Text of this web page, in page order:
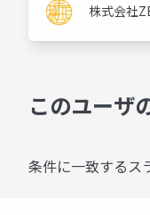
株式会社
このユーザ
条件に一致するス